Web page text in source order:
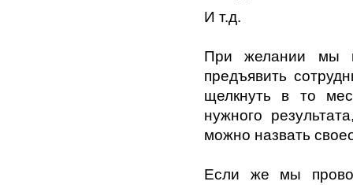
И т.д.
При желании мы
предъявить
щелкнуть в то
нужного
можно назвать
Если же мы